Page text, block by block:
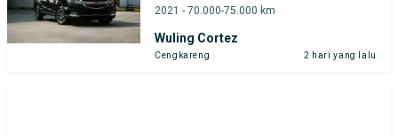
2021 - 70.000-75.000 km
Wuling Cortez
Cengkareng 2 hari yang lalu